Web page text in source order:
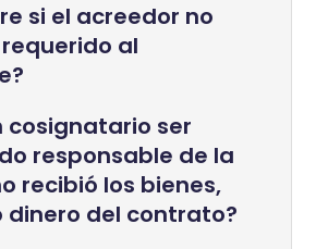
si el acreedor no
al
cosignatario ser
responsable de la
recibió los bienes,
dinero del contrato?